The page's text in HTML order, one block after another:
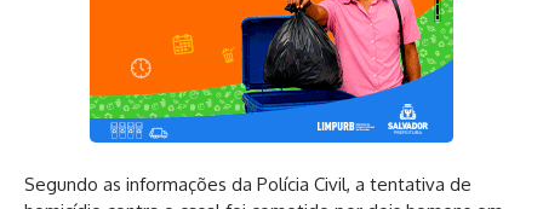
Segundo as informações da Polícia Civil, a tentativa de